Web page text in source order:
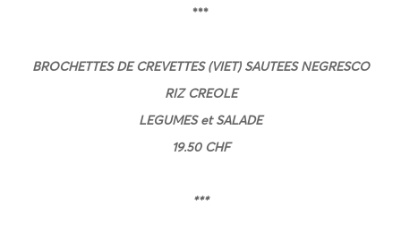
***
BROCHETTES DE CREVETTES (VIET) SAUTEES NEGRESCO
RIZ CREOLE
LEGUMES et SALADE
19.50 CHF
***